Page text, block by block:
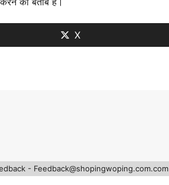
X
- Feedback@shopingwoping.com.com